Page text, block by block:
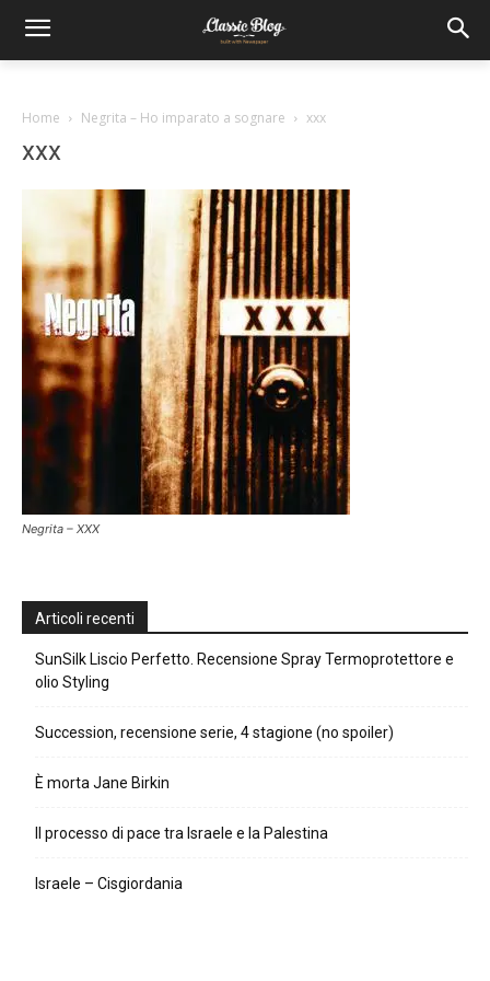
Home Negrita – Ho imparato a sognare xxx
xxx
Negrita – XXX
Articoli recenti
SunSilk Liscio Perfetto. Recensione Spray Termoprotettore e
olio Styling
Succession, recensione serie, 4 stagione (no spoiler)
È morta Jane Birkin
Il processo di pace tra Israele e la Palestina
Israele – Cisgiordania